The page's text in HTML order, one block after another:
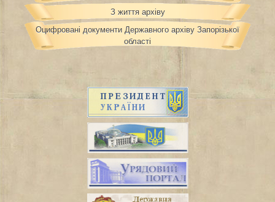
З життя архіву
Оцифровані документи Державного архіву Запорізької
області